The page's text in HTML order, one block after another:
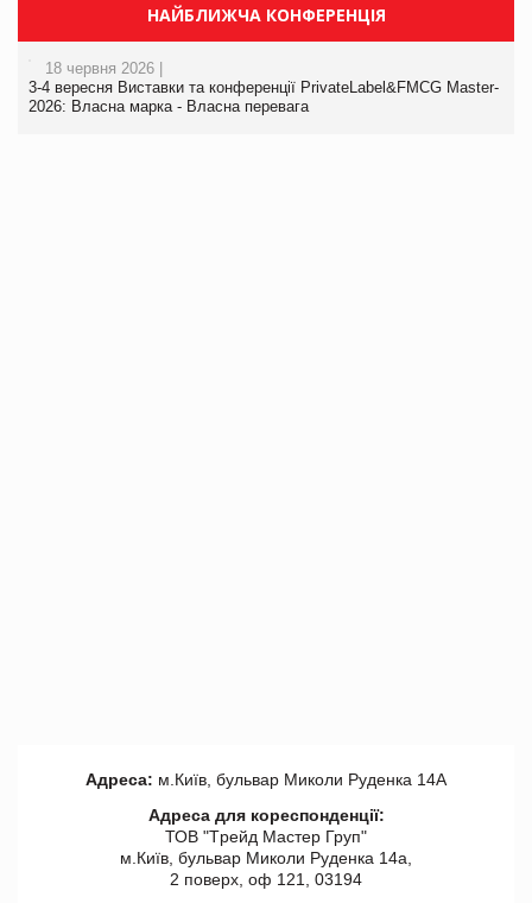
НАЙБЛИЖЧА КОНФЕРЕНЦІЯ
18 червня 2026 |
3-4 вересня Виставки та конференції PrivateLabel&FMCG Master-
2026: Власна марка - Власна перевага
Адреса: м.Київ, бульвар Миколи Руденка 14А
Адреса для кореспонденції:
ТОВ "Tрейд Мастер Груп"
м.Київ, бульвар Миколи Руденка 14а,
2 поверх, оф 121, 03194